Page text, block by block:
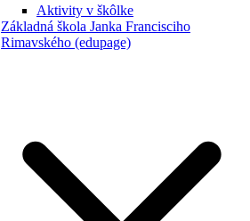
Aktivity v škôlke
Základná škola Janka Francisciho
Rimavského (edupage)